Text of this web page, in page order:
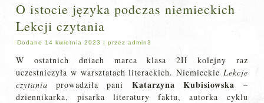
O istocie języka podczas niemieckich
Lekcji czytania
Dodane 14 kwietnia 2023 |przez admin3
W ostatnich dniach marca klasa 2H kolejny raz
uczestniczyła w warsztatach literackich. Niemieckie Lekcje
czytania prowadziła pani Katarzyna Kubisiowska –
dziennikarka, pisarka literatury faktu, autorka cyklu